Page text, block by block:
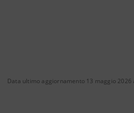
Data ultimo aggiornamento 13 maggio 2026